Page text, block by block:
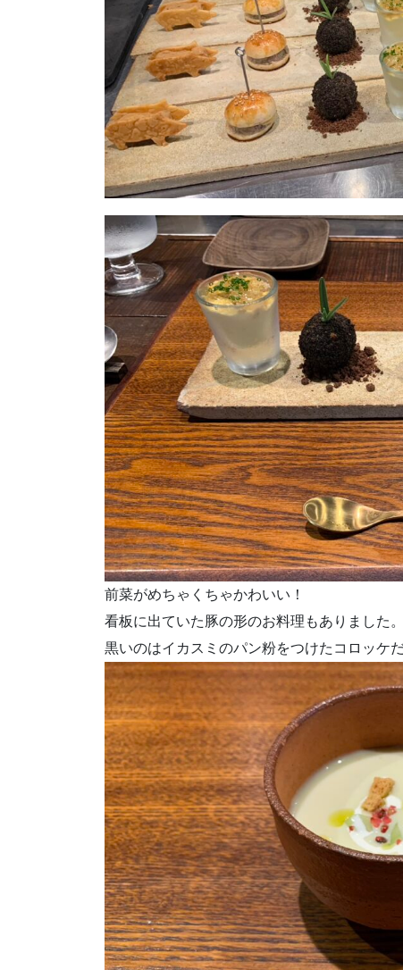
前菜がめちゃくちゃかわいい！
看板に出ていた豚の形のお料理もありました。
黒いのはイカスミのパン粉をつけたコロッケだ